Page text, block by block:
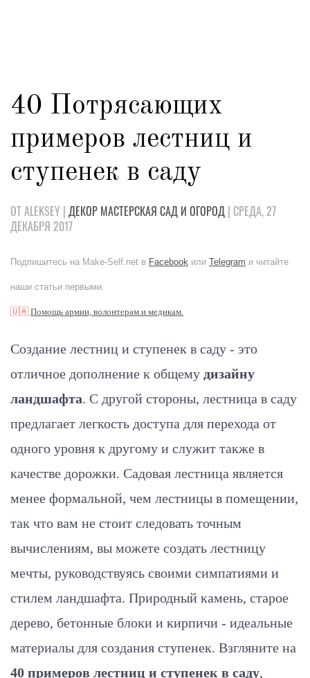
40 Потрясающих
примеров лестниц и
ступенек в саду
ОТ ALEKSEY | ДЕКОР МАСТЕРСКАЯ САД И ОГОРОД | СРЕДА, 27
ДЕКАБРЯ 2017
Подпишитесь на Make-Self.net в Facebook или Telegram и читайте
наши статьи первыми.
🇺🇦Помощь армии, волонтерам и медикам.
Создание лестниц и ступенек в саду - это
отличное дополнение к общему дизайну
ландшафта. С другой стороны, лестница в саду
предлагает легкость доступа для перехода от
одного уровня к другому и служит также в
качестве дорожки. Садовая лестница является
менее формальной, чем лестницы в помещении,
так что вам не стоит следовать точным
вычислениям, вы можете создать лестницу
мечты, руководствуясь своими симпатиями и
стилем ландшафта. Природный камень, старое
дерево, бетонные блоки и кирпичи - идеальные
материалы для создания ступенек. Взгляните на
40 примеров лестниц и ступенек в саду,